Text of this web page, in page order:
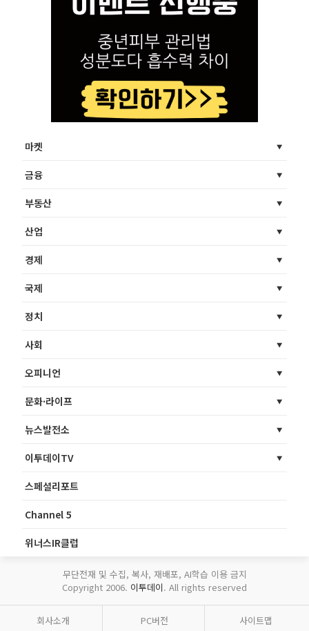
마켓
금융
부동산
산업
경제
국제
정치
사회
오피니언
문화·라이프
뉴스발전소
이투데이TV
스페셜리포트
Channel 5
위너스IR클럽
무단전재 및 수집, 복사, 재배포, AI학습 이용 금지
Copyright 2006. 이투데이. All rights reserved
회사소개 PC버전 사이트맵